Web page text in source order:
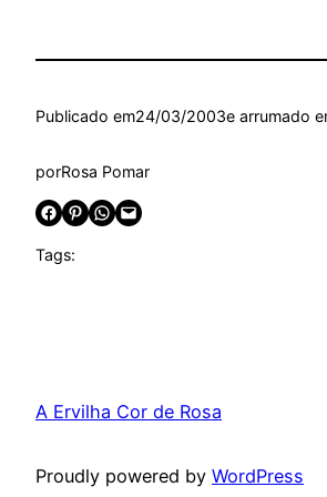
Publicado em24/03/2003e arrumado
porRosa Pomar
Share on Facebook Share on Pinterest Share on WhatsApp Email this Page
Tags:
A Ervilha Cor de Rosa
Proudly powered by WordPress